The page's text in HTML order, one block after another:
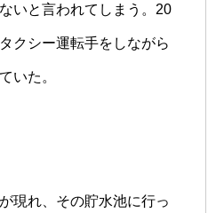
いと言われてしまう。20
クシー運転手をしながら
いた。
現れ、その貯水池に行っ